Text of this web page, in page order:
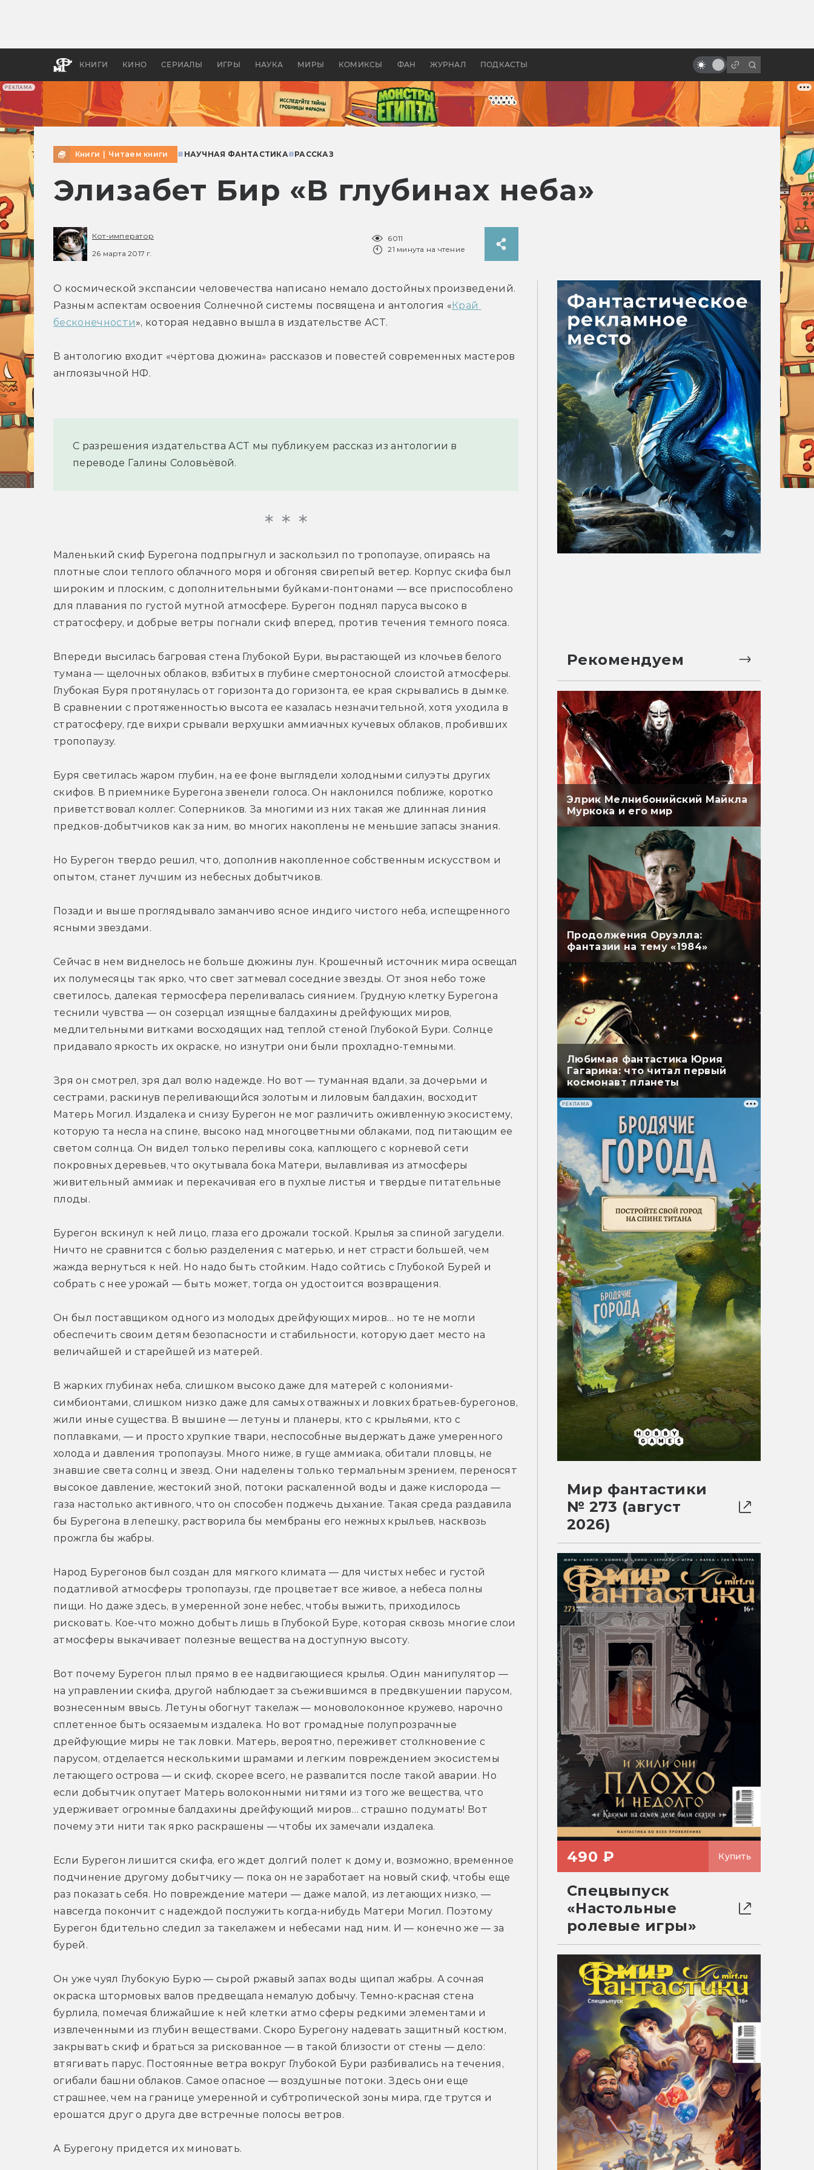
РЕКЛАМА
КНИГИ КИНО СЕРИАЛЫ ИГРЫ НАУКА МИРЫ КОМИКСЫ ФАН ЖУРНАЛ ПОДКАСТЫ
апокалипсис, в России —
бы «Властелина колец»
фильм
Книги Читаем книги # НАУЧНАЯ ФАНТАСТИКА#РАССКАЗ
Элизабет Бир «В глубинах неба»
Кот-император
26 марта 2017 г.
6011
21 минута на чтение
О космической экспансии человечества написано немало достойных произведений.
Разным аспектам освоения Солнечной системы посвящена и антология « Край
бесконечности», которая недавно вышла в издательстве АСТ.
В антологию входит «чёртова дюжина» рассказов и повестей современных мастеров
англоязычной НФ.
С разрешения издательства АСТ мы публикуем рассказ из антологии в
переводе Галины Соловьёвой.
Маленький скиф Бурегона подпрыгнул и заскользил по тропопаузе, опираясь на
плотные слои теплого облачного моря и обгоняя свирепый ветер. Корпус скифа был
широким и плоским, с дополнительными буйками-понтонами — все приспособлено
для плавания по густой мутной атмосфере. Бурегон поднял паруса высоко в
стратосферу, и добрые ветры погнали скиф вперед, против течения темного пояса.
Впереди высилась багровая стена Глубокой Бури, вырастающей из клочьев белого
тумана — щелочных облаков, взбитых в глубине смертоносной слоистой атмосферы.
Глубокая Буря протянулась от горизонта до горизонта, ее края скрывались в дымке.
В сравнении с протяженностью высота ее казалась незначительной, хотя уходила в
стратосферу, где вихри срывали верхушки аммиачных кучевых облаков, пробивших
тропопаузу.
Буря светилась жаром глубин, на ее фоне выглядели холодными силуэты других
скифов. В приемнике Бурегона звенели голоса. Он наклонился поближе, коротко
приветствовал коллег. Соперников. За многими из них такая же длинная линия
предков-добытчиков как за ним, во многих накоплены не меньшие запасы знания.
Но Бурегон твердо решил, что, дополнив накопленное собственным искусством и
опытом, станет лучшим из небесных добытчиков.
Позади и выше проглядывало заманчиво ясное индиго чистого неба, испещренного
ясными звездами.
Сейчас в нем виднелось не больше дюжины лун. Крошечный источник мира освещал
их полумесяцы так ярко, что свет затмевал соседние звезды. От зноя небо тоже
светилось, далекая термосфера переливалась сиянием. Грудную клетку Бурегона
теснили чувства — он созерцал изящные балдахины дрейфующих миров,
медлительными витками восходящих над теплой стеной Глубокой Бури. Солнце
придавало яркость их окраске, но изнутри они были прохладно-темными.
Зря он смотрел, зря дал волю надежде. Но вот — туманная вдали, за дочерьми и
сестрами, раскинув переливающийся золотым и лиловым балдахин, восходит
Матерь Могил. Издалека и снизу Бурегон не мог различить оживленную экосистему,
которую та несла на спине, высоко над многоцветными облаками, под питающим ее
светом солнца. Он видел только переливы сока, каплющего с корневой сети
покровных деревьев, что окутывала бока Матери, вылавливая из атмосферы
живительный аммиак и перекачивая его в пухлые листья и твердые питательные
плоды.
Бурегон вскинул к ней лицо, глаза его дрожали тоской. Крылья за спиной загудели.
Ничто не сравнится с болью разделения с матерью, и нет страсти большей, чем
жажда вернуться к ней. Но надо быть стойким. Надо сойтись с Глубокой Бурей и
собрать с нее урожай — быть может, тогда он удостоится возвращения.
Он был поставщиком одного из молодых дрейфующих миров… но те не могли
обеспечить своим детям безопасности и стабильности, которую дает место на
величайшей и старейшей из матерей.
В жарких глубинах неба, слишком высоко даже для матерей с колониями-
симбионтами, слишком низко даже для самых отважных и ловких братьев-бурегонов,
жили иные существа. В вышине — летуны и планеры, кто с крыльями, кто с
поплавками, — и просто хрупкие твари, неспособные выдержать даже умеренного
холода и давления тропопаузы. Много ниже, в гуще аммиака, обитали пловцы, не
знавшие света солнц и звезд. Они наделены только термальным зрением, переносят
высокое давление, жестокий зной, потоки раскаленной воды и даже кислорода —
газа настолько активного, что он способен поджечь дыхание. Такая среда раздавила
бы Бурегона в лепешку, растворила бы мембраны его нежных крыльев, насквозь
прожгла бы жабры.
Народ Бурегонов был создан для мягкого климата — для чистых небес и густой
податливой атмосферы тропопаузы, где процветает все живое, а небеса полны
пищи. Но даже здесь, в умеренной зоне небес, чтобы выжить, приходилось
рисковать. Кое-что можно добыть лишь в Глубокой Буре, которая сквозь многие слои
атмосферы выкачивает полезные вещества на доступную высоту.
Вот почему Бурегон плыл прямо в ее надвигающиеся крылья. Один манипулятор —
на управлении скифа, другой наблюдает за съежившимся в предвкушении парусом,
вознесенным ввысь. Летуны обогнут такелаж — моноволоконное кружево, нарочно
сплетенное быть осязаемым издалека. Но вот громадные полупрозрачные
дрейфующие миры не так ловки. Матерь, вероятно, переживет столкновение с
парусом, отделается несколькими шрамами и легким повреждением экосистемы
летающего острова — и скиф, скорее всего, не развалится после такой аварии. Но
если добытчик опутает Матерь волоконными нитями из того же вещества, что
удерживает огромные балдахины дрейфующий миров… страшно подумать! Вот
почему эти нити так ярко раскрашены — чтобы их замечали издалека.
Если Бурегон лишится скифа, его ждет долгий полет к дому и, возможно, временное
подчинение другому добытчику — пока он не заработает на новый скиф, чтобы еще
раз показать себя. Но повреждение матери — даже малой, из летающих низко, —
навсегда покончит с надеждой послужить когда-нибудь Матери Могил. Поэтому
Бурегон бдительно следил за такелажем и небесами над ним. И — конечно же — за
бурей.
Он уже чуял Глубокую Бурю — сырой ржавый запах воды щипал жабры. А сочная
окраска штормовых валов предвещала немалую добычу. Темно-красная стена
бурлила, помечая ближайшие к ней клетки атмо сферы редкими элементами и
извлеченными из глубин веществами. Скоро Бурегону надевать защитный костюм,
закрывать скиф и браться за рискованное — в такой близости от стены — дело:
втягивать парус. Постоянные ветра вокруг Глубокой Бури разбивались на течения,
огибали башни облаков. Самое опасное — воздушные потоки. Здесь они еще
страшнее, чем на границе умеренной и субтропической зоны мира, где трутся и
ерошатся друг о друга две встречные полосы ветров.
А Бурегону придется их миновать.
Рекомендуем
Элрик Мелнибонийский Майкла
Муркока и его мир
Продолжения Оруэлла:
фантазии на тему «1984»
Любимая фантастика Юрия
Гагарина: что читал первый
космонавт планеты
РЕКЛАМА
Мир фантастики
№ 273 (август
2026)
490 ₽ Купить
Спецвыпуск
«Настольные
ролевые игры»